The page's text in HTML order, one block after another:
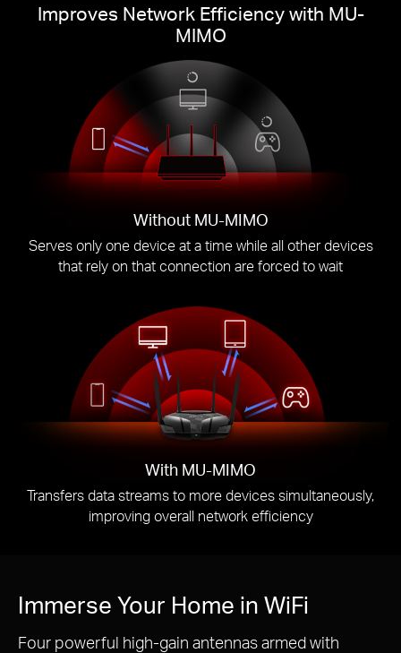
Improves Network Efficiency with MU-
MIMO
Without MU-MIMO
Serves only one device at a time while all other devices
that rely on that connection are forced to wait
With MU-MIMO
Transfers data streams to more devices simultaneously,
improving overall network efficiency
Immerse Your Home in WiFi
Four powerful high-gain antennas armed with